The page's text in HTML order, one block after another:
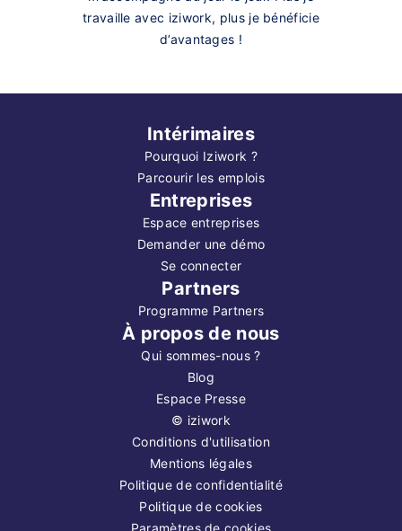
travaille avec iziwork, plus je bénéficie
d’avantages !
Intérimaires
Pourquoi Iziwork ?
Parcourir les emplois
Entreprises
Espace entreprises
Demander une démo
Se connecter
Partners
Programme Partners
À propos de nous
Qui sommes-nous ?
Blog
Espace Presse
© iziwork
Conditions d'utilisation
Mentions légales
Politique de confidentialité
Politique de cookies
Paramètres de cookies